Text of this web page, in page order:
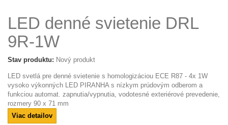
LED denné svietenie DRL
9R-1W
Stav produktu: Nový produkt
LED svetlá pre denné svietenie s homologizáciou ECE R87 - 4x 1W
vysoko výkonných LED PIRANHA s nízkym prúdovým odberom a
funkciou automat. zapnutia/vypnutia, vodotesné exteriérové prevedenie,
rozmery 90 x 71 mm
Viac detailov